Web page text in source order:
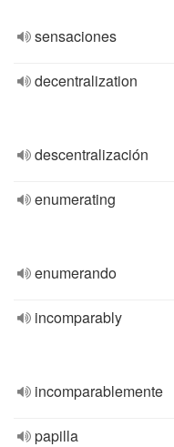
sensaciones
decentralization
descentralización
enumerating
enumerando
incomparably
incomparablemente
papilla